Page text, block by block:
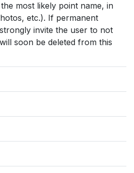
most likely point name, in
etc.). If permanent
invite the user to not
soon be deleted from this